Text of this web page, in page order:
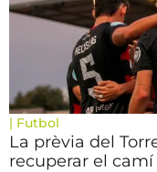
| Futbol
La prèvia del
recuperar el